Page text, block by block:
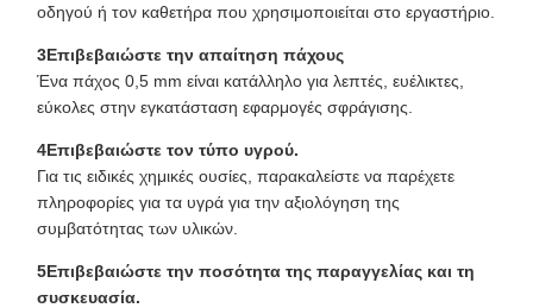
οδηγού ή τον καθετήρα που χρησιμοποιείται στο εργαστήριο.
3Επιβεβαιώστε την απαίτηση πάχους
Ένα πάχος 0,5 mm είναι κατάλληλο για λεπτές, ευέλικτες,
εύκολες στην εγκατάσταση εφαρμογές σφράγισης.
4Επιβεβαιώστε τον τύπο υγρού.
Για τις ειδικές χημικές ουσίες, παρακαλείστε να παρέχετε
πληροφορίες για τα υγρά για την αξιολόγηση της
συμβατότητας των υλικών.
5Επιβεβαιώστε την ποσότητα της παραγγελίας και τη
συσκευασία.